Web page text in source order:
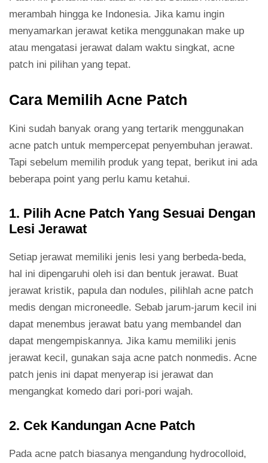
merambah hingga ke Indonesia. Jika kamu ingin
menyamarkan jerawat ketika menggunakan make up
atau mengatasi jerawat dalam waktu singkat, acne
patch ini pilihan yang tepat.
Cara Memilih Acne Patch
Kini sudah banyak orang yang tertarik menggunakan
acne patch untuk mempercepat penyembuhan jerawat.
Tapi sebelum memilih produk yang tepat, berikut ini ada
beberapa point yang perlu kamu ketahui.
1. Pilih Acne Patch Yang Sesuai Dengan
Lesi Jerawat
Setiap jerawat memiliki jenis lesi yang berbeda-beda,
hal ini dipengaruhi oleh isi dan bentuk jerawat. Buat
jerawat kristik, papula dan nodules, pilihlah acne patch
medis dengan microneedle. Sebab jarum-jarum kecil ini
dapat menembus jerawat batu yang membandel dan
dapat mengempiskannya. Jika kamu memiliki jenis
jerawat kecil, gunakan saja acne patch nonmedis. Acne
patch jenis ini dapat menyerap isi jerawat dan
mengangkat komedo dari pori-pori wajah.
2. Cek Kandungan Acne Patch
Pada acne patch biasanya mengandung hydrocolloid,